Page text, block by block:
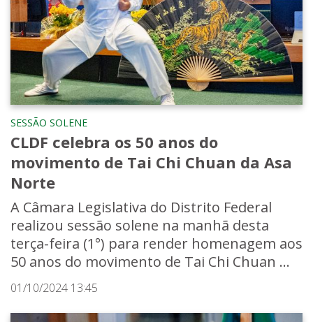
SESSÃO SOLENE
CLDF celebra os 50 anos do
movimento de Tai Chi Chuan da Asa
Norte
A Câmara Legislativa do Distrito Federal
realizou sessão solene na manhã desta
terça-feira (1°) para render homenagem aos
50 anos do movimento de Tai Chi Chuan ...
01/10/2024 13:45